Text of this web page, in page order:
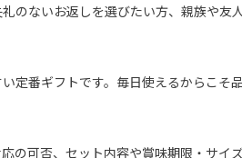
のないお返しを選びたい方、親族や友
定番ギフトです。毎日使えるからこそ
の可否、セット内容や賞味期限・サイ